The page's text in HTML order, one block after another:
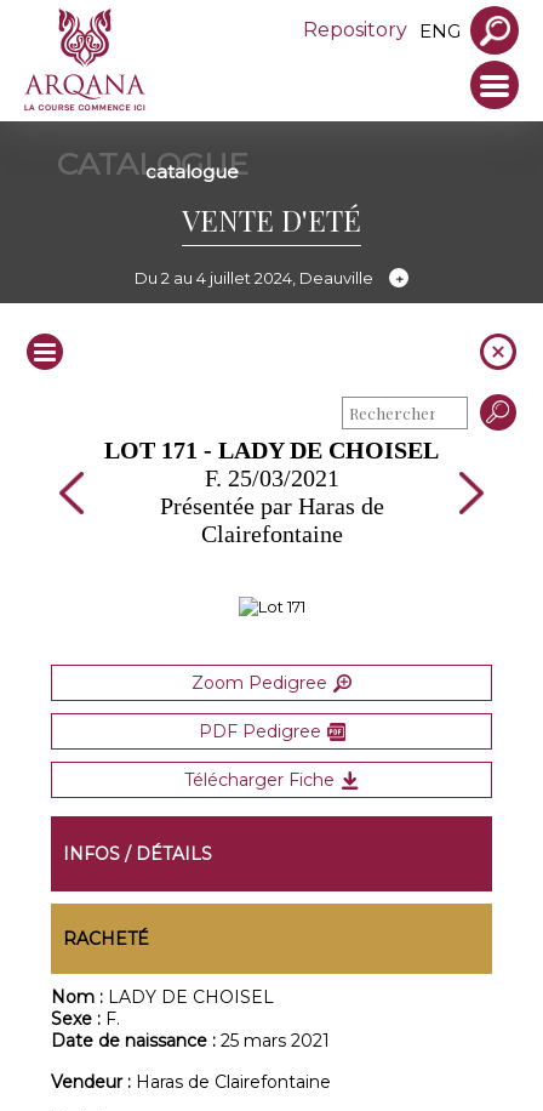
Repository ENG
CATALOGUE
catalogue
VENTE D'ETÉ
Du 2 au 4 juillet 2024, Deauville
LOT 171 - LADY DE CHOISEL
F. 25/03/2021
Présentée par Haras de
Clairefontaine
Zoom Pedigree
PDF Pedigree
Télécharger Fiche
INFOS / DÉTAILS
RACHETÉ
Nom : LADY DE CHOISEL
Sexe : F.
Date de naissance :25 mars 2021
Vendeur : Haras de Clairefontaine